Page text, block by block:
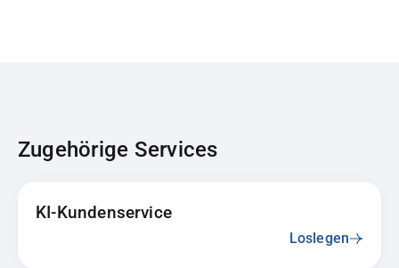
Zugehörige Services
KI-Kundenservice
Loslegen